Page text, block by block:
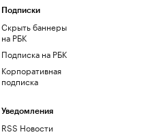
Подписки
Скрыть баннеры
на РБК
Подписка на РБК
Корпоративная
подписка
Уведомления
RSS Новости